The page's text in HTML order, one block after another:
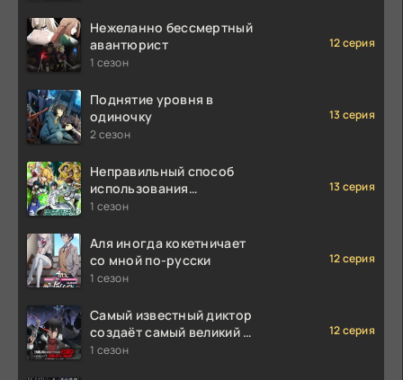
Нежеланно бессмертный
авантюрист
1 сезон
12 серия
Поднятие уровня в
одиночку
2 сезон
13 серия
Неправильный способ
использования
исцеляющей магии
1 сезон
13 серия
Аля иногда кокетничает
со мной по-русски
1 сезон
12 серия
Самый известный диктор
создаёт самый великий в
мире клан
1 сезон
12 серия